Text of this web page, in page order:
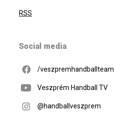
RSS
Social media
/veszpremhandballteam
Veszprém Handball TV
@handballveszprem